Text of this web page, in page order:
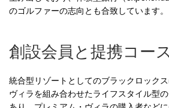
のゴルファーの志向とも合致しています。
創設会員と提携コー
統合型リゾートとしてのブラックロック
ヴィラを組み合わせたライフスタイル型